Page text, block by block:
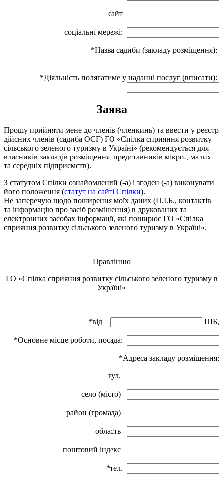
сайт
соціальні мережі:
*Назва садиби (закладу розміщення):
*Діяльність полягатиме у наданні послуг (вписати):
Заява
Прошу прийняти мене до членів (членкинь) та ввести у реєстр
дійсних членів (садиба ОСГ) ГО «Спілка сприяння розвитку
сільського зеленого туризму в Україні» (рекомендується для
власників закладів розміщення, представників мікро-, малих
та середніх підприємств).
З статутом Спілки ознайомлений (-а) і згоден (-а) виконувати
його положення (статут на сайті Спілки).
Не заперечую щодо поширення моїх даних (П.І.Б., контактів
та інформацію про засіб розміщення) в друкованих та
електронних засобах інформації, які поширює ГО «Спілка
сприяння розвитку сільського зеленого туризму в Україні».
Правлінню
ГО «Спілка сприяння розвитку сільського зеленого туризму в
Україні»
*від ПІБ,
*Основне місце роботи, посада:
*Адреса закладу розміщення:
вул.
село (місто)
район (громада)
область
поштовий індекс
*тел.